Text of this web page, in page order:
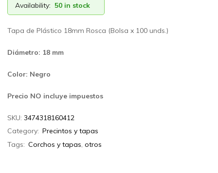
Availability: 50 in stock
Tapa de Plástico 18mm Rosca (Bolsa x 100 unds.)
Diámetro: 18 mm
Color: Negro
Precio NO incluye impuestos
SKU: 3474318160412
Category: Precintos y tapas
Tags: Corchos y tapas, otros